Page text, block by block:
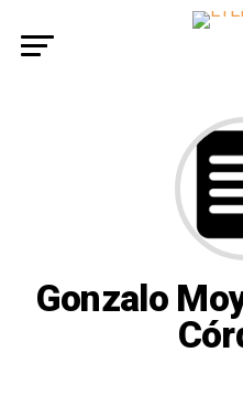
Gonzalo